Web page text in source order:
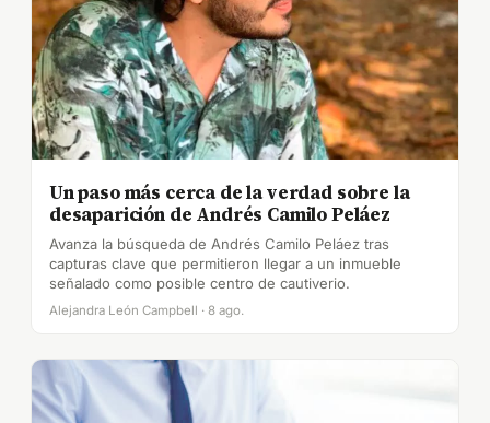
Un paso más cerca de la verdad sobre la
desaparición de Andrés Camilo Peláez
Avanza la búsqueda de Andrés Camilo Peláez tras
capturas clave que permitieron llegar a un inmueble
señalado como posible centro de cautiverio.
Alejandra León Campbell · 8 ago.